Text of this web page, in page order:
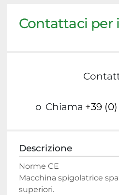
Contattaci per
o Chiama +39
Descrizione
Norme CE
Macchina spigolatrice
superiori.